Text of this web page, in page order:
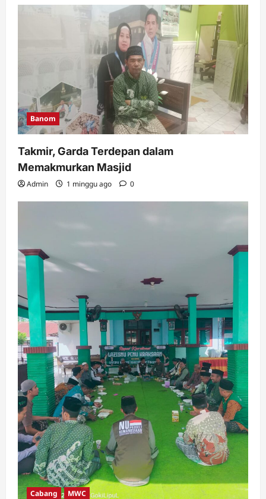
KINERJA UPZIS
Admin
2 minggu ago 0
5
MWC
Ribuan Warga Nahdliyin Padati Haul
Muassis NU MWC NU Pakuniran
Admin
3 minggu ago
0
Banom
Takmir, Garda Terdepan dalam
Memakmurkan Masjid
Admin 1 minggu ago 0
Cabang MWC